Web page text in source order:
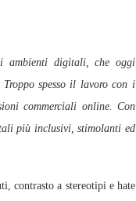
ambienti digitali, che oggi
Troppo spesso il lavoro con i
commerciali online. Con
più inclusivi, stimolanti ed
contrasto a stereotipi e hate